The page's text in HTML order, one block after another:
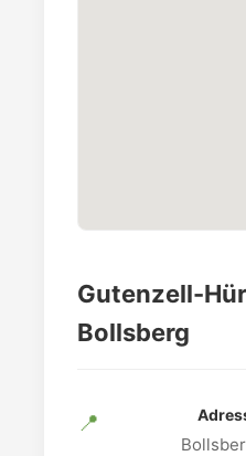
Gutenzell-
Bollsberg
📍